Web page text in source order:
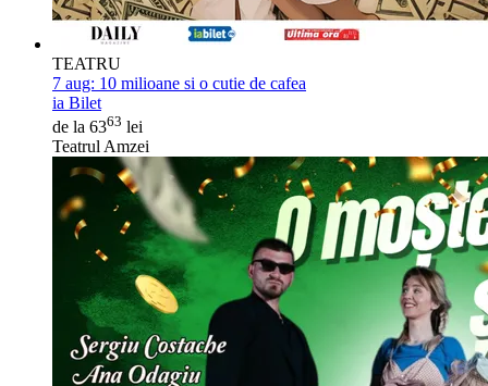
TEATRU
7 aug: 10 milioane si o cutie de cafea
ia Bilet
de la 6363 lei
Teatrul Amzei